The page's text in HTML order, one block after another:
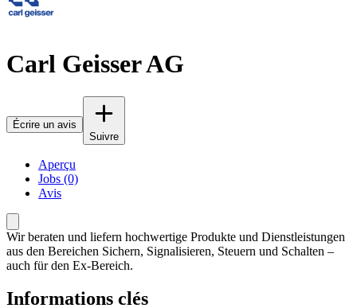
Carl Geisser AG
Écrire un avis
Suivre
Aperçu
Jobs (0)
Avis
Wir beraten und liefern hochwertige Produkte und Dienstleistungen
aus den Bereichen Sichern, Signalisieren, Steuern und Schalten –
auch für den Ex-Bereich.
Informations clés